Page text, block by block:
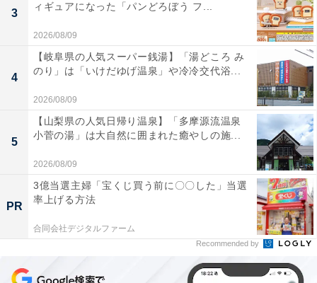
チェックイン・チェックアウト
チェックイン：15:00
チェックアウト：10:00
※プランにより時間が異なる可能性があります
あわせて読みたい
【岩手県の人気ホテル】「花巻温泉郷 山の神
温泉 優香苑」は宮大工が手掛けた豪華な意匠
3
ィギュアになった「パンどろぼう フ...
2026/08/09
4
【岐阜県の人気スーパー銭湯】「湯どころ み
のり」は「いけだゆげ温泉」や冷冷交代浴...
2026/08/09
5
【山梨県の人気日帰り温泉】「多摩源流温泉
小菅の湯」は大自然に囲まれた癒やしの施...
2026/08/09
PR
3億当選主婦「宝くじ買う前に〇〇した」当選
率上げる方法
合同会社デジタルファーム
Recommended by